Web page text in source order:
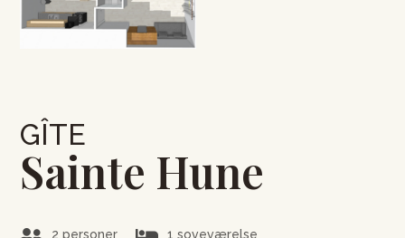
GÎTE
Sainte Hune
2 personer 1 soveværelse